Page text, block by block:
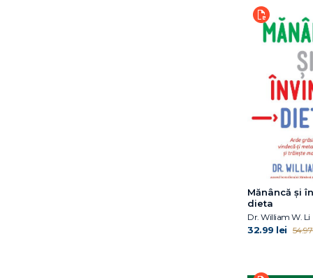
Mănâncă și
dieta
Dr. William W. Li
32.99 lei